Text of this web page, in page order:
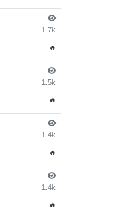
1.7k
🔥
1.5k
🔥
1.4k
🔥
1.4k
🔥